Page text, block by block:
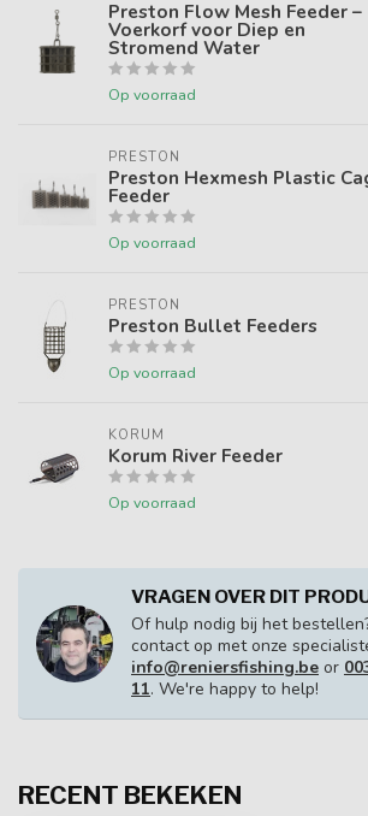
Preston Flow Mesh Feeder –
Voerkorf voor Diep en
Stromend Water
Op voorraad
PRESTON
Preston Hexmesh Plastic
Feeder
Op voorraad
PRESTON
Preston Bullet Feeders
Op voorraad
KORUM
Korum River Feeder
Op voorraad
VRAGEN OVER DIT
Of hulp nodig bij het
contact op met onze
info@reniersfishing.be or
11. We're happy to help!
RECENT BEKEKEN